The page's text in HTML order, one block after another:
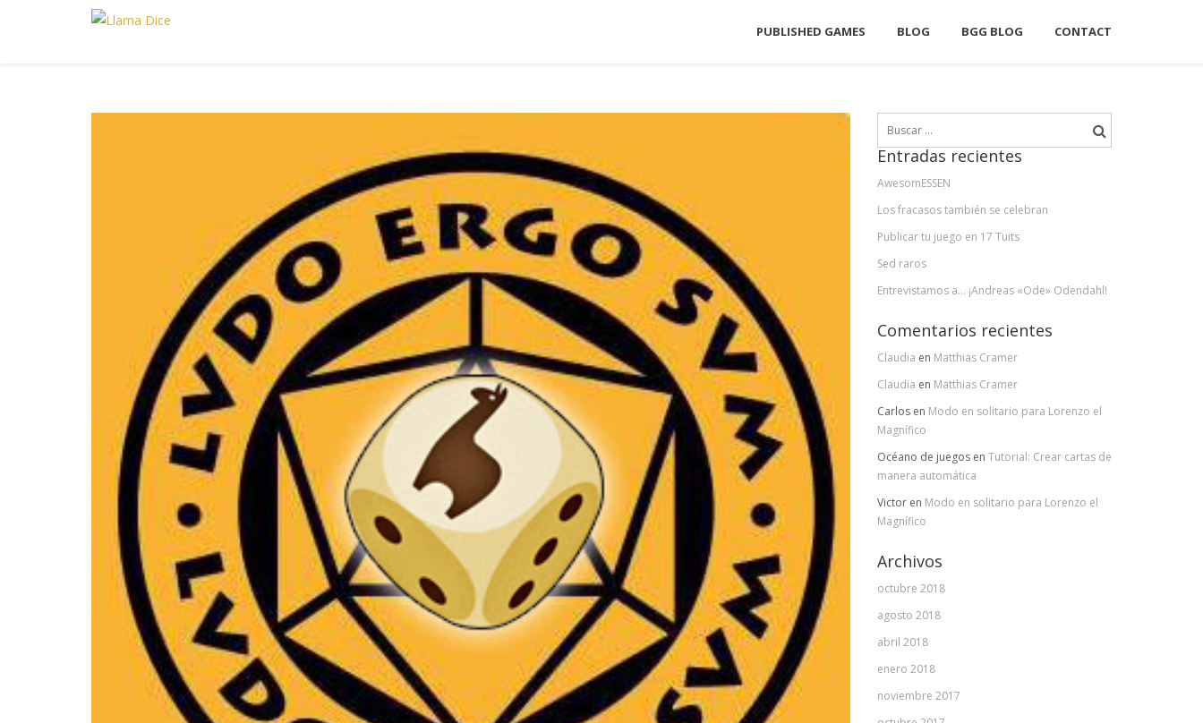
PUBLISHED GAMES BLOG BGG BLOG CONTACT
Entradas recientes
AwesomESSEN
Los fracasos también se celebran
Publicar tu juego en 17 Tuits
Sed raros
Entrevistamos a… ¡Andreas «Ode» Odendahl!
Comentarios recientes
Claudia en Matthias Cramer
Claudia en Matthias Cramer
Carlosen Modo en solitario para Lorenzo el
Magnífico
Océano de juegosen Tutorial: Crear cartas de
manera automática
Victoren Modo en solitario para Lorenzo el
Magnífico
Archivos
octubre 2018
agosto 2018
abril 2018
enero 2018
noviembre 2017